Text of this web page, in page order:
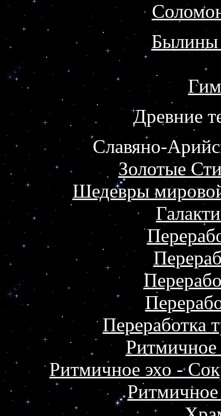
Былины
Древние
Славяно-
Золотые
Шедевры
Переработка
Ритмичное эхо -